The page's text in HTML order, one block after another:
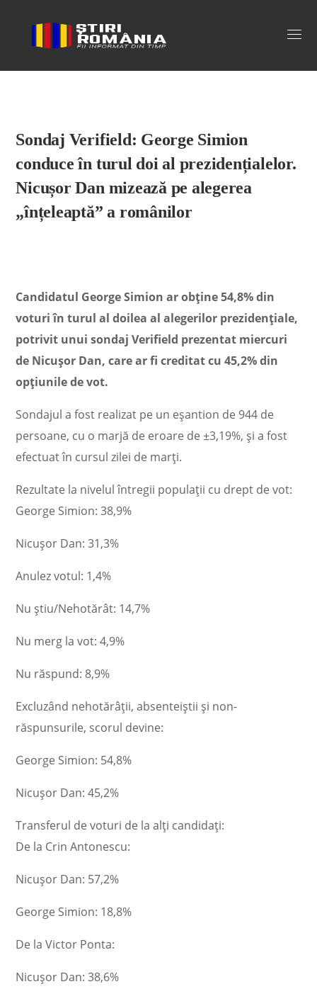
Stiri Romania
Sondaj Verifield: George Simion
conduce în turul doi al prezidențialelor.
Nicușor Dan mizează pe alegerea
„înțeleaptă” a românilor
Candidatul George Simion ar obține 54,8% din
voturi în turul al doilea al alegerilor prezidențiale,
potrivit unui sondaj Verifield prezentat miercuri
de Nicușor Dan, care ar fi creditat cu 45,2% din
opțiunile de vot.
Sondajul a fost realizat pe un eșantion de 944 de
persoane, cu o marjă de eroare de ±3,19%, și a fost
efectuat în cursul zilei de marți.
Rezultate la nivelul întregii populații cu drept de vot:
George Simion: 38,9%
Nicușor Dan: 31,3%
Anulez votul: 1,4%
Nu știu/Nehotărât: 14,7%
Nu merg la vot: 4,9%
Nu răspund: 8,9%
Excluzând nehotărâții, absenteiștii și non-
răspunsurile, scorul devine:
George Simion: 54,8%
Nicușor Dan: 45,2%
Transferul de voturi de la alți candidați:
De la Crin Antonescu:
Nicușor Dan: 57,2%
George Simion: 18,8%
De la Victor Ponta:
Nicușor Dan: 38,6%